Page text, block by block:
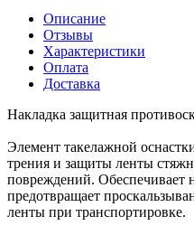
Описание
Отзывы
Характеристики
Оплата
Доставка
Накладка защитная
Элемент такелажной
трения и защиты ленты
повреждений. Обеспечивает
предотвращает
ленты при транспортировке.